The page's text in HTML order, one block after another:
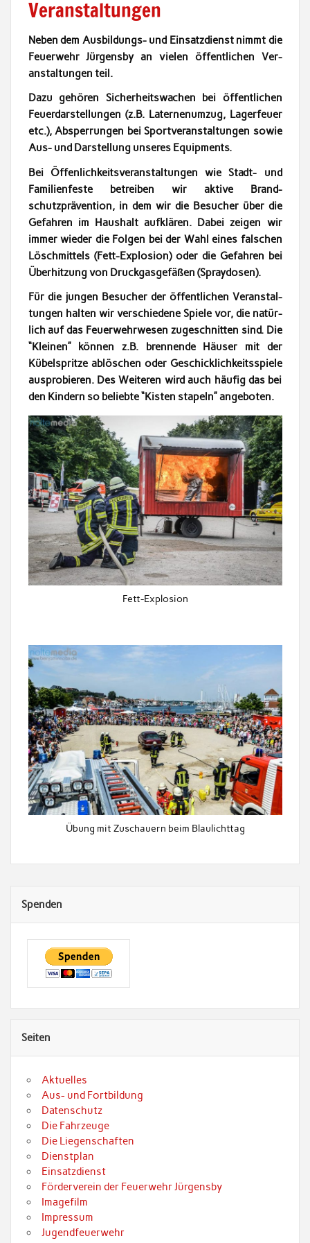
Veranstaltungen
Neben dem Aus­bil­dungs- und Ein­satz­di­enst nimmt die
Feuer­wehr Jür­gens­by an vie­len öffentlichen Ver­
anstal­tun­gen teil.
Dazu gehören Sicher­heitswachen bei öffentlichen
Feuer­darstel­lun­gen (z.B. Lat­er­nenumzug, Lager­feuer
etc.), Absper­run­gen bei Sportver­anstal­tun­gen sowie
Aus- und Darstel­lung unseres Equipments.
Bei Öffen­lichkeitsver­anstal­tun­gen wie Stadt- und
Fam­i­lien­feste betreiben wir aktive Brand­
schutzpräven­tion, in dem wir die Besuch­er über die
Gefahren im Haushalt aufk­lären. Dabei zeigen wir
immer wieder die Fol­gen bei der Wahl eines falschen
Löschmit­tels (Fett-Explo­sion) oder die Gefahren bei
Über­hitzung von Druck­gas­ge­fäßen (Spray­dosen).
Für die jun­gen Besuch­er der öffentlichen Ver­anstal­
tun­gen hal­ten wir ver­schiedene Spiele vor, die natür­
lich auf das Feuer­wehrwe­sen zugeschnit­ten sind. Die
“Kleinen” kön­nen z.B. bren­nende Häuser mit der
Kübel­spritze ablöschen oder Geschick­lichkeitsspiele
aus­pro­bieren. Des Weit­eren wird auch häu­fig das bei
den Kindern so beliebte “Kisten stapeln” angeboten.
Fett-Explo­sion
Übung mit Zuschauern beim Blaulichttag
Spenden
Seiten
Aktuelles
Aus- und Fortbildung
Datenschutz
Die Fahrzeuge
Die Liegenschaften
Dienstplan
Einsatzdienst
Förderverein der Feuerwehr Jürgensby
Imagefilm
Impressum
Jugendfeuerwehr